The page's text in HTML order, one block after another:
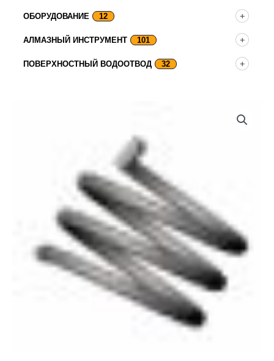
ОБОРУДОВАНИЕ 12
АЛМАЗНЫЙ ИНСТРУМЕНТ 101
ПОВЕРХНОСТНЫЙ ВОДООТВОД 32